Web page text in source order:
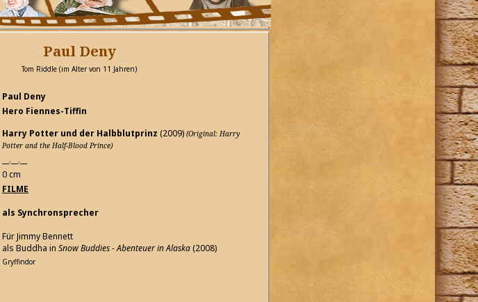
Paul Deny
Tom Riddle (im Alter von 11 Jahren)
Paul Deny
Hero Fiennes-Tiffin
Harry Potter und der Halbblutprinz (2009) (Original: Harry
Potter and the Half-Blood Prince)
__.__.__
0 cm
FILME
als Synchronsprecher
Für Jimmy Bennett
als Buddha in Snow Buddies - Abenteuer in Alaska(2008)
Gryffindor